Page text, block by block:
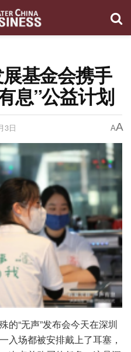
基金会携手
息”公益计划
3日 AA
的“无声”发布会今天在深圳
入场都被安排戴上了耳塞，